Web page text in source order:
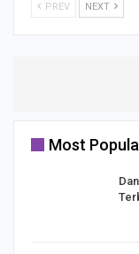
PREV NEXT
Most